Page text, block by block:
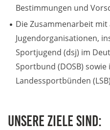
Bestimmungen und
Die Zusammenarbeit mit
Jugendorganisationen,
Sportjugend (dsj) im
Sportbund (DOSB)
Landessportbünden
Unsere Ziele sind:
Google Analytics
_gat, _ga, _gid
Anbieter:
Google LLC
Website-Nutzung.